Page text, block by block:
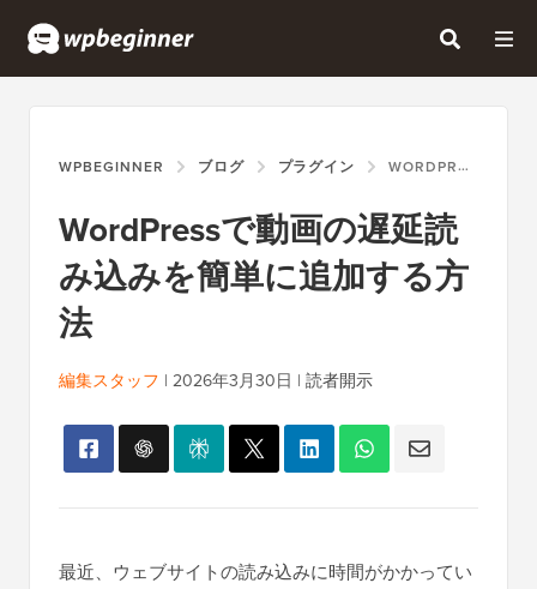
WPBEGINNER ブログ プラグイン WORDPRESSで動画の遅延読み込みを簡単に追加する方法
WordPressで動画の遅延読
み込みを簡単に追加する方
法
編集スタッフ | 2026年3月30日 | 読者開示
最近、ウェブサイトの読み込みに時間がかかってい